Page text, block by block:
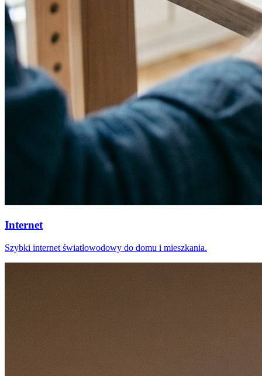
Internet
Szybki internet światłowodowy do domu i mieszkania.